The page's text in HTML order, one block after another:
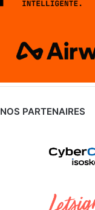
NOS PARTENAIRES